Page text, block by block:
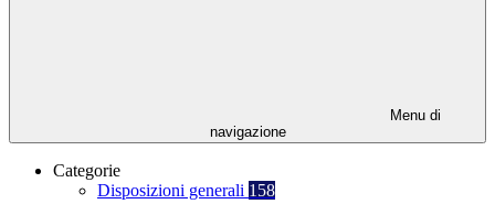
Menu di
navigazione
Categorie
Disposizioni generali 158